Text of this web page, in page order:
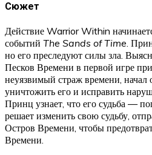
Сюжет
Действие Warrior Within
событий The Sands of Time.
но его преследуют силы зла.
Песков Времени в первой игре
неуязвимый страж времени,
уничтожить его и исправить
Принц узнает, что его судьба —
решает изменить свою судьбу,
Остров Времени, чтобы
Времени.